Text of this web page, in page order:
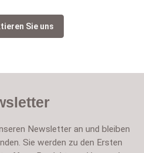
Sie uns
Newsletter an und bleiben
Sie werden zu den Ersten